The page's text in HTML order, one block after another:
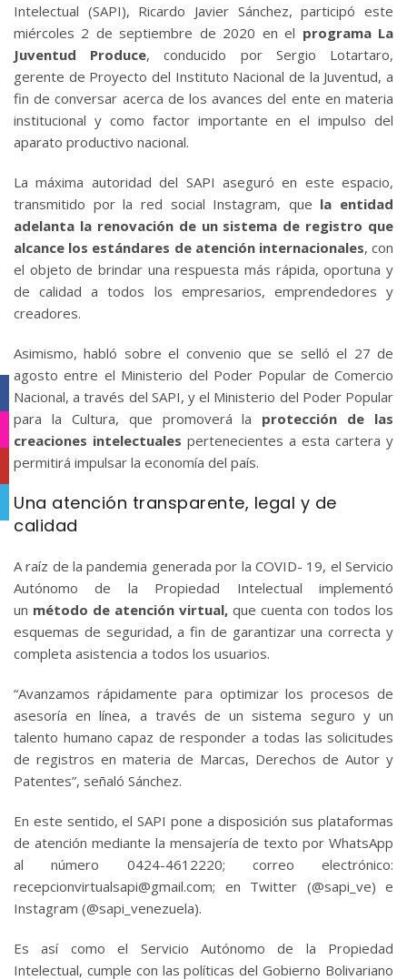
Intelectual (SAPI), Ricardo Javier Sánchez, participó este
miércoles 2 de septiembre de 2020 en el programa La
Juventud Produce, conducido por Sergio Lotartaro,
gerente de Proyecto del Instituto Nacional de la Juventud, a
fin de conversar acerca de los avances del ente en materia
institucional y como factor importante en el impulso del
aparato productivo nacional.
La máxima autoridad del SAPI aseguró en este espacio,
transmitido por la red social Instagram, que la entidad
adelanta la renovación de un sistema de registro que
alcance los estándares de atención internacionales, con
el objeto de brindar una respuesta más rápida, oportuna y
de calidad a todos los empresarios, emprendedores y
creadores.
Asimismo, habló sobre el convenio que se selló el 27 de
agosto entre el Ministerio del Poder Popular de Comercio
Nacional, a través del SAPI, y el Ministerio del Poder Popular
para la Cultura, que promoverá la protección de las
creaciones intelectuales pertenecientes a esta cartera y
permitirá impulsar la economía del país.
Una atención transparente, legal y de
calidad
A raíz de la pandemia generada por la COVID- 19, el Servicio
Autónomo de la Propiedad Intelectual implementó
un método de atención virtual, que cuenta con todos los
esquemas de seguridad, a fin de garantizar una correcta y
completa asistencia a todos los usuarios.
“Avanzamos rápidamente para optimizar los procesos de
asesoría en línea, a través de un sistema seguro y un
talento humano capaz de responder a todas las solicitudes
de registros en materia de Marcas, Derechos de Autor y
Patentes”, señaló Sánchez.
En este sentido, el SAPI pone a disposición sus plataformas
de atención mediante la mensajería de texto por WhatsApp
al número 0424-4612220; correo electrónico:
recepcionvirtualsapi@gmail.com; en Twitter (@sapi_ve) e
Instagram (@sapi_venezuela).
Es así como el Servicio Autónomo de la Propiedad
Intelectual, cumple con las políticas del Gobierno Bolivariano
Facebook
Instagram
YouTube
Telegram